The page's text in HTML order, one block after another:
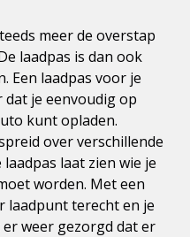
meer de overstap
laadpas is dan ook
Een laadpas voor je
je eenvoudig op
kunt opladen.
over verschillende
laat zien wie je
worden. Met een
laadpunt terecht en je
weer gezorgd dat er